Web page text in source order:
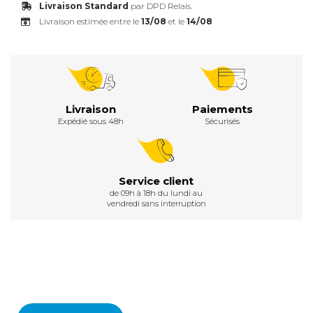
Livraison Standard par DPD Relais.
Livraison estimée entre le 13/08 et le 14/08
Livraison
Expédié sous 48h
Paiements
Sécurisés
Service client
de 09h à 18h du lundi au
vendredi sans interruption